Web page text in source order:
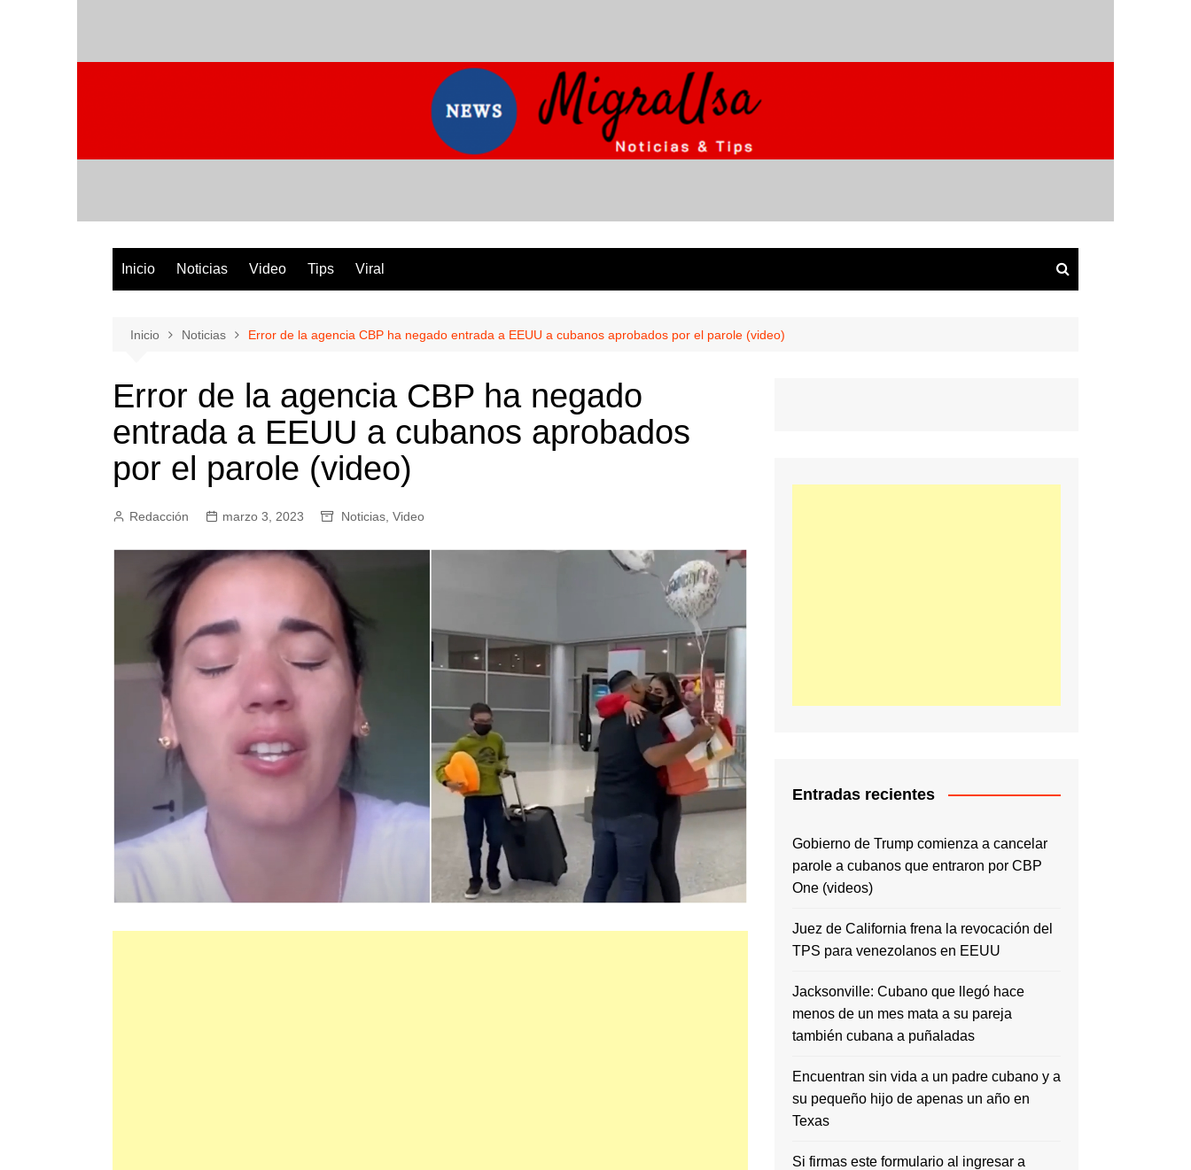
Inicio Noticias Video Tips Viral
Inicio Noticias Error de la agencia CBP ha negado entrada a EEUU a cubanos aprobados por el parole (video)
Error de la agencia CBP ha negado
entrada a EEUU a cubanos aprobados
por el parole (video)
Redacción marzo 3, 2023 Noticias Video
Entradas recientes
Gobierno de Trump comienza a cancelar
parole a cubanos que entraron por CBP
One (videos)
Juez de California frena la revocación del
TPS para venezolanos en EEUU
Jacksonville: Cubano que llegó hace
menos de un mes mata a su pareja
también cubana a puñaladas
Encuentran sin vida a un padre cubano y a
su pequeño hijo de apenas un año en
Texas
Si firmas este formulario al ingresar a